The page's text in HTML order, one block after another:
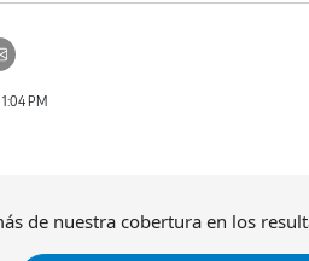
1:04 PM
de nuestra cobertura en los